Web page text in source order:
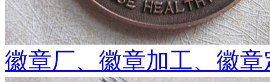
徽章厂、徽章加工、徽章